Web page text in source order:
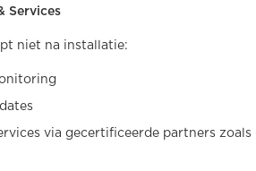
Services
niet na installatie:
via gecertificeerde partners zoals